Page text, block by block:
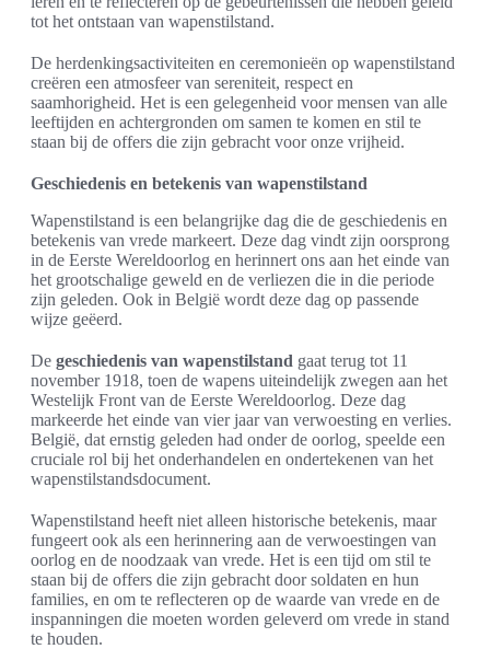
tot het ontstaan van wapenstilstand.
De herdenkingsactiviteiten en ceremonieën op wapenstilstand
creëren een atmosfeer van sereniteit, respect en
saamhorigheid. Het is een gelegenheid voor mensen van alle
leeftijden en achtergronden om samen te komen en stil te
staan bij de offers die zijn gebracht voor onze vrijheid.
Geschiedenis en betekenis van wapenstilstand
Wapenstilstand is een belangrijke dag die de geschiedenis en
betekenis van vrede markeert. Deze dag vindt zijn oorsprong
in de Eerste Wereldoorlog en herinnert ons aan het einde van
het grootschalige geweld en de verliezen die in die periode
zijn geleden. Ook in België wordt deze dag op passende
wijze geëerd.
De geschiedenis van wapenstilstand gaat terug tot 11
november 1918, toen de wapens uiteindelijk zwegen aan het
Westelijk Front van de Eerste Wereldoorlog. Deze dag
markeerde het einde van vier jaar van verwoesting en verlies.
België, dat ernstig geleden had onder de oorlog, speelde een
cruciale rol bij het onderhandelen en ondertekenen van het
wapenstilstandsdocument.
Wapenstilstand heeft niet alleen historische betekenis, maar
fungeert ook als een herinnering aan de verwoestingen van
oorlog en de noodzaak van vrede. Het is een tijd om stil te
staan bij de offers die zijn gebracht door soldaten en hun
families, en om te reflecteren op de waarde van vrede en de
inspanningen die moeten worden geleverd om vrede in stand
te houden.